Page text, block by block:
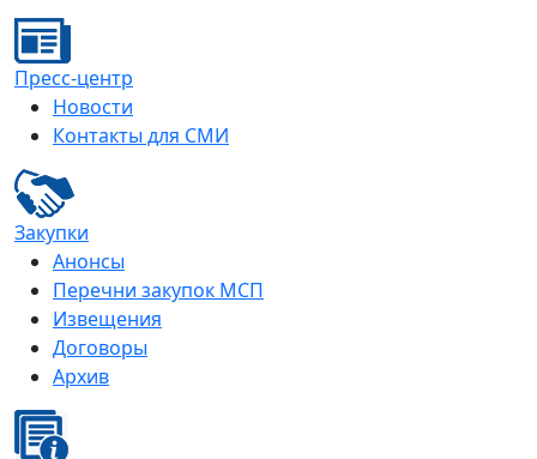
Пресс-центр
Новости
Контакты для СМИ
Закупки
Анонсы
Перечни закупок МСП
Извещения
Договоры
Архив